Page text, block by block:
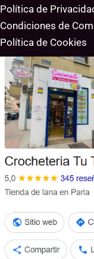
Política de
Condiciones de
Política de Cookies